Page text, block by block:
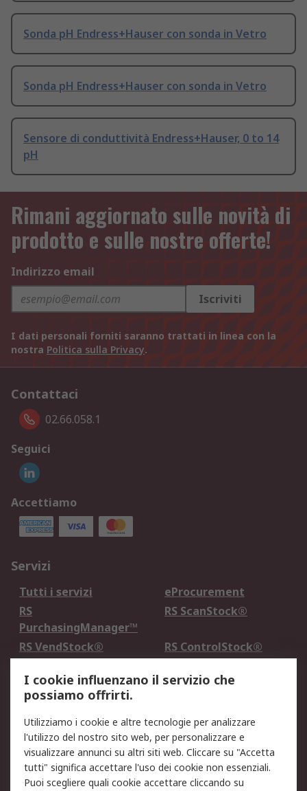
Sonda pH Endress+Hauser con sonda in Vetro
Sonda pH Endress+Hauser con sonda in Vetro
Sensore di conduttività Endress+Hauser, 0 to 14
pH
Rimani aggiornato sulle novità di
prodotto e sulle nostre offerte!
Indirizzo email
Iscriviti
I dati personali forniti saranno trattati in linea con la
nostra Politica sulla Privacy.
Contattaci
02.66.058.1
Seguici
Accettiamo
Servizi
Tutti i servizi
eProcurement
RS
PurchasingManager™
RS ScanStock®
RS VendStock®
RS ControlStock®
Legale
Informativa Cookie
Informativa Privacy -
Aggiornata
Email Security
Termini d'uso
Condizioni di vendita
Condizioni generali di
I cookie influenzano il servizio che
possiamo offrirti.
Utilizziamo i cookie e altre tecnologie per analizzare
l'utilizzo del nostro sito web, per personalizzare e
visualizzare annunci su altri siti web. Cliccare su "Accetta
tutti" significa accettare l'uso dei cookie non essenziali.
Puoi scegliere quali cookie accettare cliccando su